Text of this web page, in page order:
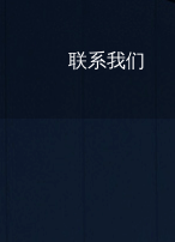
联系我们